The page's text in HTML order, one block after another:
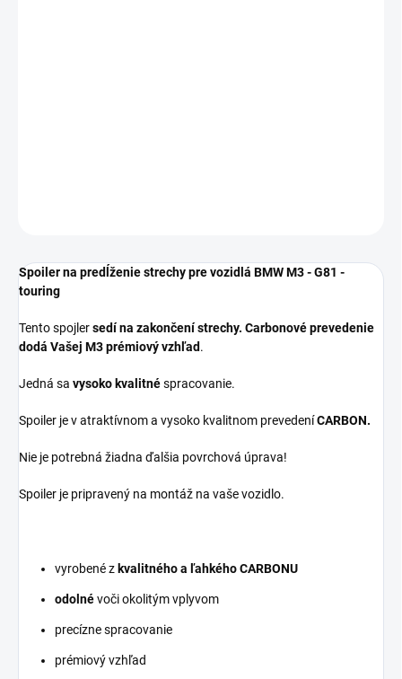
Spoiler na predĺženie strechy pre vozidlá BMW M3 - G81 -
touring
Tento spojlersedí na zakončení strechy. Carbonové prevedenie
dodá Vašej M3 prémiový vzhľad.
Jedná sa vysoko kvalitnéspracovanie.
Spoiler je v atraktívnom a vysoko kvalitnom prevedeníCARBON.
Nie je potrebná žiadna ďalšia povrchová úprava!
Spoiler je pripravený na montáž na vaše vozidlo.
vyrobené z kvalitného a ľahkéhoCARBONU
odolnévoči okolitým vplyvom
precízne spracovanie
prémiový vzhľad